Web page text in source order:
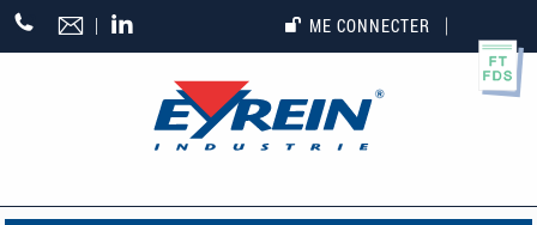
+33
(0)5
27
ME CONNECTER